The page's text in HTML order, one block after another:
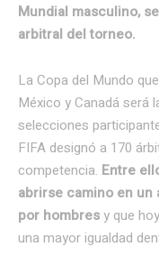
Mundial masculino,
arbitral del torneo.
La Copa del Mundo
México y Canadá será
selecciones
FIFA designó a 170
competencia. Entre
abrirse camino en
por hombresy que
una mayor igualdad